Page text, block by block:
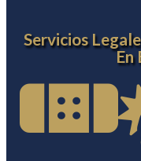
Servicios
En